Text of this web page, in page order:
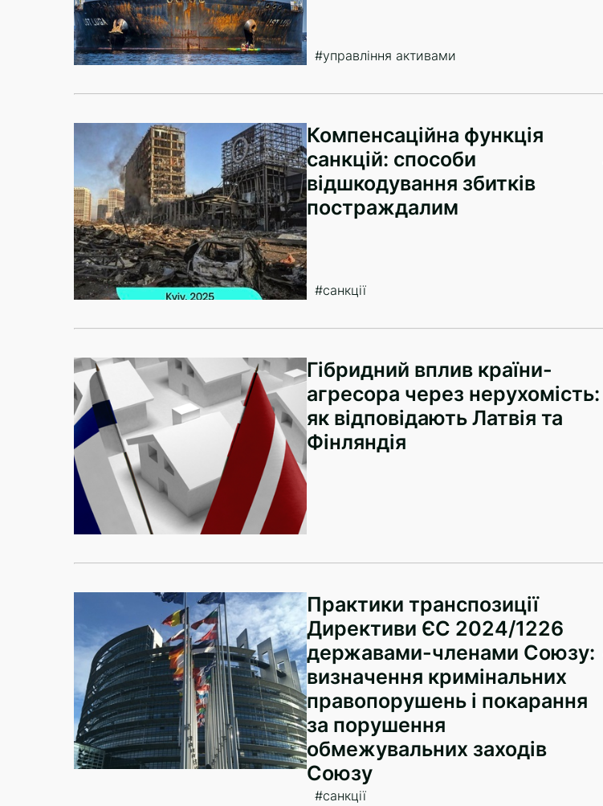
#управління активами
Компенсаційна функція
санкцій: способи
відшкодування збитків
постраждалим
#санкції
Гібридний вплив країни-
агресора через нерухомість:
як відповідають Латвія та
Фінляндія
Практики транспозиції
Директиви ЄС 2024/1226
державами-членами Союзу:
визначення кримінальних
правопорушень і покарання
за порушення
обмежувальних заходів
Союзу
#санкції